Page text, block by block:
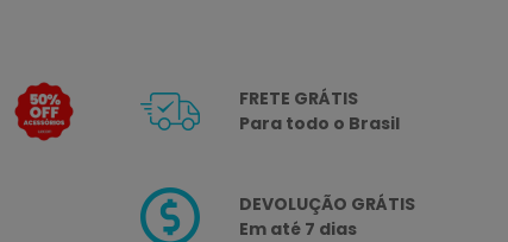
FRETE GRÁTIS
Para todo o Brasil
DEVOLUÇÃO GRÁTIS
Em até 7 dias